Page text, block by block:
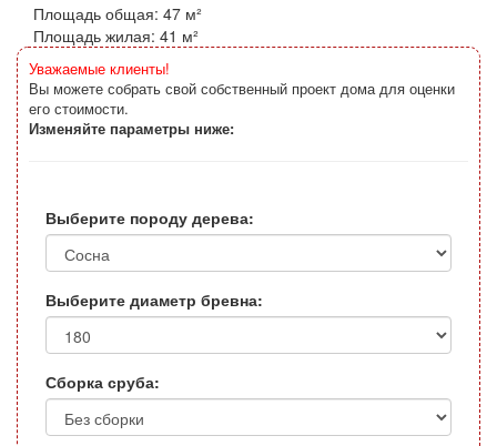
Площадь общая: 47 м²
Площадь жилая: 41 м²
Уважаемые клиенты!
Вы можете собрать свой собственный проект дома для оценки
его стоимости.
Изменяйте параметры ниже:
Выберите породу дерева:
Выберите диаметр бревна:
Сборка сруба: